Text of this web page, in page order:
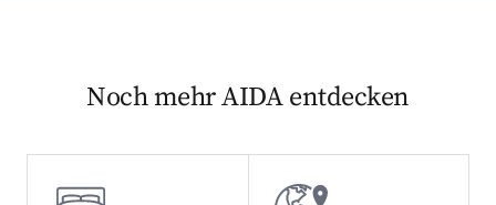
Noch mehr AIDA entdecken